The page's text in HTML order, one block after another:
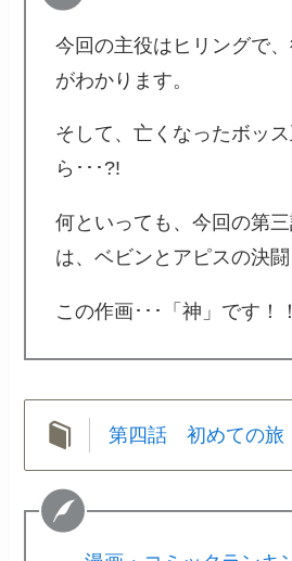
今回の主役はヒリングで
がわかります。
そして、亡くなったボッ
ら･･･?!
何といっても、今回の第
は、ベビンとアピスの決闘
この作画･･･「神」です！
第四話 初めての旅